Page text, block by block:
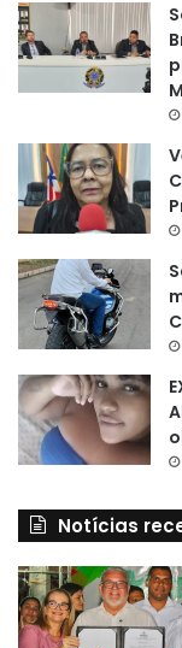
Notícias